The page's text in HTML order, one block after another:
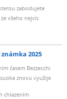
zabodujete
všeho nejvíc
2025
časem Bezzecchi
znovu využije
chlazením